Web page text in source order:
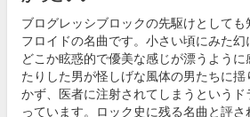
ブログレッシブロックの先駆けとしても
フロイドの名曲です。小さい頃にみた
どこか眩惑的で優美な感じが漂うよう
たりした男が怪しげな風体の男たちに
かず、医者に注射されてしまうという
っています。ロック史に残る名曲と評